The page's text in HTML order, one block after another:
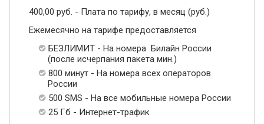
400,00 руб. - Плата по тарифу, в месяц (руб.)
Ежемесячно на тарифе предоставляется
БЕЗЛИМИТ - На номера Билайн России
(после исчерпания пакета мин.)
800 минут - На номера всех операторов
России
500 SMS - На все мобильные номера России
25 Гб - Интернет-трафик